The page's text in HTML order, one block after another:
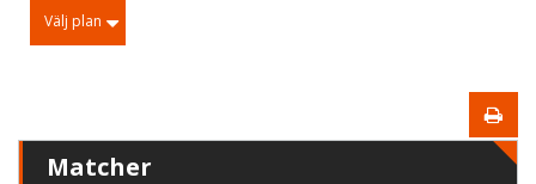
Välj plan
Matcher